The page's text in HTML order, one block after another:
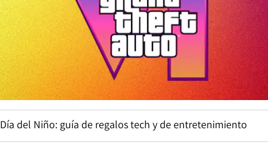
Día del Niño: guía de regalos tech y de entretenimiento